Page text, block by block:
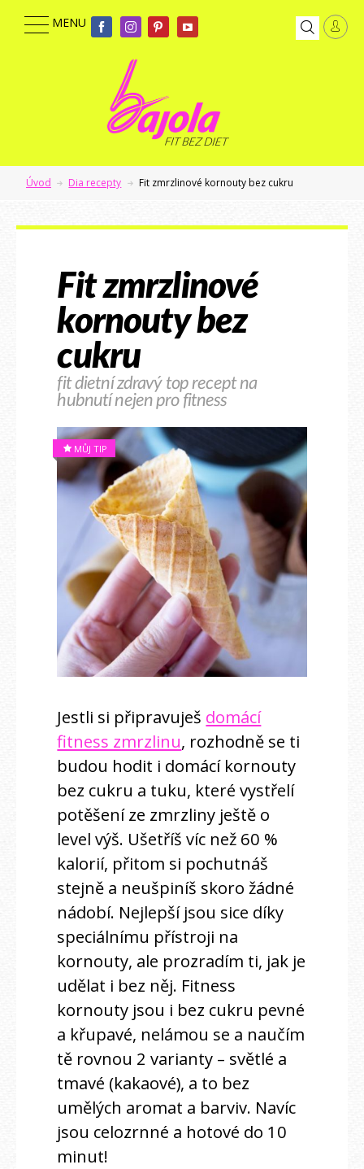
Úvod Dia recepty Fit zmrzlinové kornouty bez cukru
Fit zmrzlinové
kornouty bez
cukru
fit dietní zdravý top recept na
hubnutí nejen pro fitness
MŮJ TIP
Jestli si připravuješ domácí
fitness zmrzlinu, rozhodně se ti
budou hodit i domácí kornouty
bez cukru a tuku, které vystřelí
potěšení ze zmrzliny ještě o
level výš. Ušetříš víc než 60 %
kalorií, přitom si pochutnáš
stejně a neušpiníš skoro žádné
nádobí. Nejlepší jsou sice díky
speciálnímu přístroji na
kornouty, ale prozradím ti, jak je
udělat i bez něj. Fitness
kornouty jsou i bez cukru pevné
a křupavé, nelámou se a naučím
tě rovnou 2 varianty – světlé a
tmavé (kakaové), a to bez
umělých aromat a barviv. Navíc
jsou celozrnné a hotové do 10
minut!